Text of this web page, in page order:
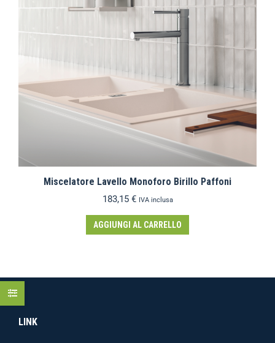
Miscelatore Lavello Monoforo Birillo Paffoni
183,15 € IVA inclusa
AGGIUNGI AL CARRELLO
LINK